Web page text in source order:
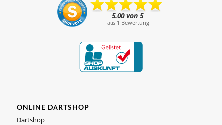
ONLINE DARTSHOP
Dartshop